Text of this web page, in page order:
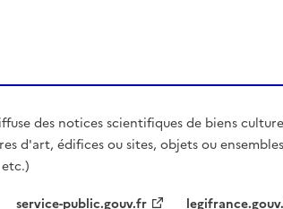
des notices scientifiques de biens
d'art, édifices ou sites, objets ou
service-public.gouv.fr